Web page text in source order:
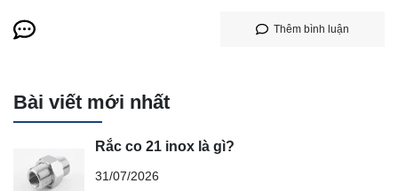
Thêm bình luận
Bài viết mới nhất
Rắc co 21 inox là gì?
31/07/2026